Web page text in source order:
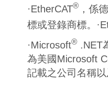
·EtherCAT® ，係
標或登錄商標。
·Microsoft® .NET
為美國Microsoft
記載之公司名稱